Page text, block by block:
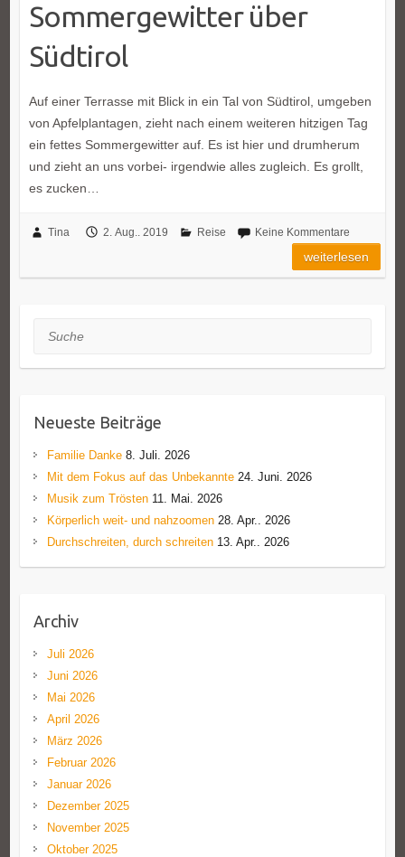
Sommergewitter über
Südtirol
Auf einer Terrasse mit Blick in ein Tal von Südtirol, umgeben
von Apfelplantagen, zieht nach einem weiteren hitzigen Tag
ein fettes Sommergewitter auf. Es ist hier und drumherum
und zieht an uns vorbei- irgendwie alles zugleich. Es grollt,
es zucken…
Tina 2. Aug.. 2019 Reise Keine Kommentare
weiterlesen
Suche
Neueste Beiträge
Familie Danke 8. Juli. 2026
Mit dem Fokus auf das Unbekannte 24. Juni. 2026
Musik zum Trösten 11. Mai. 2026
Körperlich weit- und nahzoomen 28. Apr.. 2026
Durchschreiten, durch schreiten 13. Apr.. 2026
Archiv
Juli 2026
Juni 2026
Mai 2026
April 2026
März 2026
Februar 2026
Januar 2026
Dezember 2025
November 2025
Oktober 2025